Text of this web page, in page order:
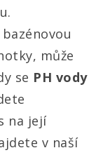
může
se PH vody
na její
v naší